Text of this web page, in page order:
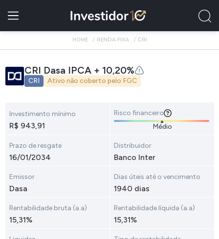
HOME RENDA FIXA CRI
CRI Dasa IPCA + 10,20%
CRI Ativo não coberto pelo FGC
Investimento mínimo
R$ 943,91
Risco financeiro
Médio
Prazo de resgate
16/01/2034
Distribuidor
Banco Inter
Emissor
Dasa
Dias úteis até o vencimento
1940 dias
Rentabilidade bruta (a.a)
15,31%
Rentabilidade líquida (a.a)
15,31%